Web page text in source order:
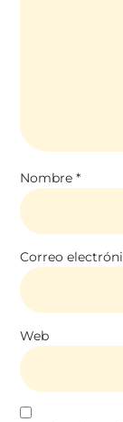
Nombre*
Correo
Web